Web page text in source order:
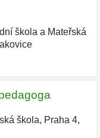
škola a Mateřská
škola, Praha 4,